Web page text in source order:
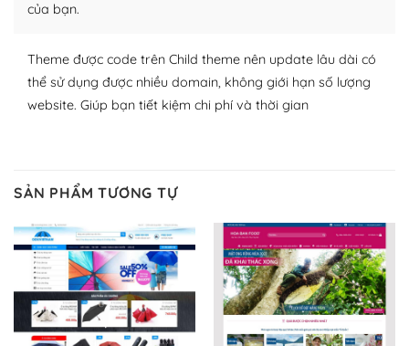
– Dễ sử dụng
Với mọi Hosting bất kỳ thì WordPress đều có thể dễ
dàng thiết lập vì thực tế nó đã cung cấp khoảng 60%
toàn bộ web.
Dễ dàng lựa chọn Hosting cho website WordPress
– Bảo mật cực tốt
Vì WordPress hiện là nền tảng xây dựng trang web và
blog lớn nhất trên thế giới, quan trọng nhất là bảo vệ
nội dung của mình khỏi các cuộc tấn công spam.
của bạn.
Theme được code trên Child theme nên update lâu dài có
thể sử dụng được nhiều domain, không giới hạn số lượng
website. Giúp bạn tiết kiệm chi phí và thời gian
SẢN PHẨM TƯƠNG TỰ